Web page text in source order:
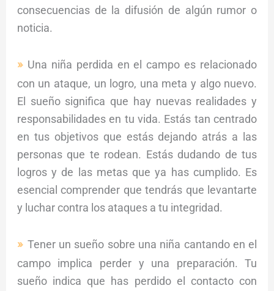
consecuencias de la difusión de algún rumor o
noticia.
Una niña perdida en el campo es relacionado
con un ataque, un logro, una meta y algo nuevo.
El sueño significa que hay nuevas realidades y
responsabilidades en tu vida. Estás tan centrado
en tus objetivos que estás dejando atrás a las
personas que te rodean. Estás dudando de tus
logros y de las metas que ya has cumplido. Es
esencial comprender que tendrás que levantarte
y luchar contra los ataques a tu integridad.
Tener un sueño sobre una niña cantando en el
campo implica perder y una preparación. Tu
sueño indica que has perdido el contacto con